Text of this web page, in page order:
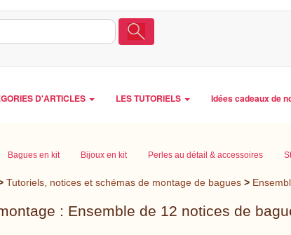
D'ARTICLES LES TUTORIELS Idées cadeaux de
Bagues en kit Bijoux en kit Perles au détail & accessoires
Tutoriels, notices et schémas de montage de bagues >
: Ensemble de 12 notices de